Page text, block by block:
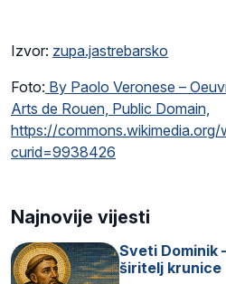
Izvor: zupa.jastrebarsko
Foto: By Paolo Veronese –
Arts de Rouen, Public Domain,
https://commons.wikimedia.org/
curid=9938426
Najnovije vijesti
Sveti Dominik
širitelj krunice